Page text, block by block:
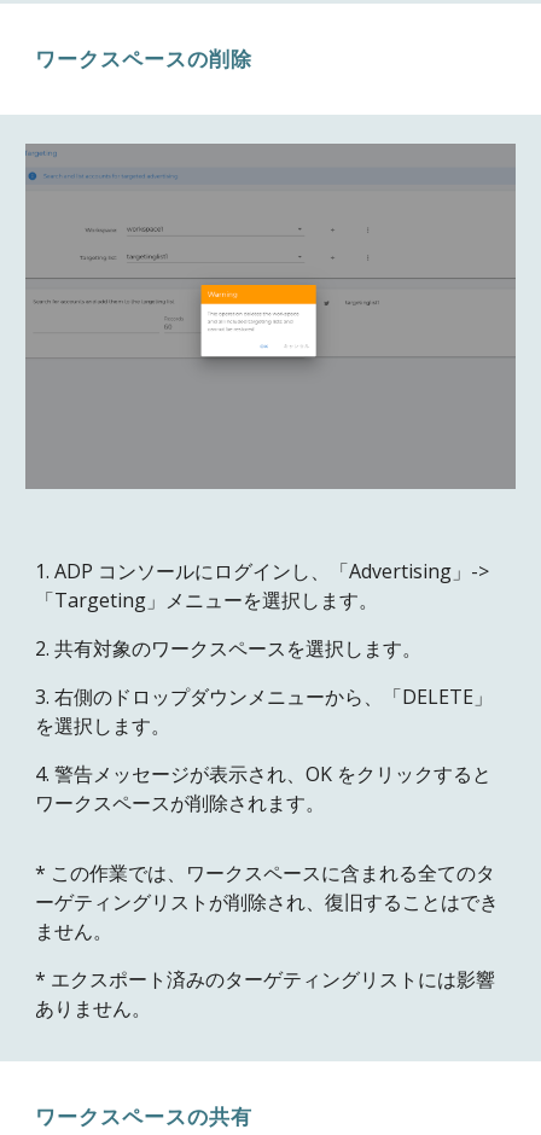
ワークスペースの削除
1. ADP コンソールにログインし、「Advertising」->
「Targeting」メニューを選択します。
2. 共有対象のワークスペースを選択します。
3. 右側のドロップダウンメニューから、「DELETE 」
を選択します。
4. 警告メッセージが表示され、OK をクリックすると
ワークスペースが削除されます。
* この作業では、ワークスペースに含まれる全てのタ
ーゲティングリストが削除され、復旧することはでき
ません。
* エクスポート済みのターゲティングリストには影響
ありません。
ワークスペースの共有